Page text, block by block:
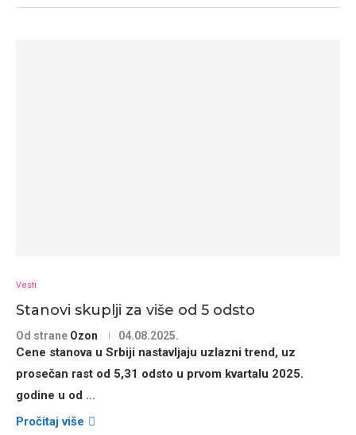
Vesti
Stanovi skuplji za više od 5 odsto
Od strane Ozon 04.08.2025.
Cene stanova u Srbiji nastavljaju uzlazni trend, uz
prosečan rast od 5,31 odsto u prvom kvartalu 2025.
godine u od ...
Pročitaj više